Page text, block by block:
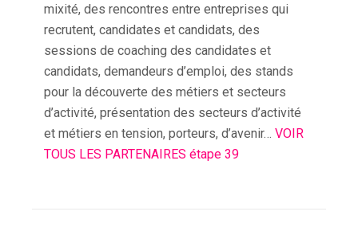
mixité, des rencontres entre entreprises qui
recrutent, candidates et candidats, des
sessions de coaching des candidates et
candidats, demandeurs d’emploi, des stands
pour la découverte des métiers et secteurs
d’activité, présentation des secteurs d’activité
et métiers en tension, porteurs, d’avenir… VOIR
TOUS LES PARTENAIRES étape 39